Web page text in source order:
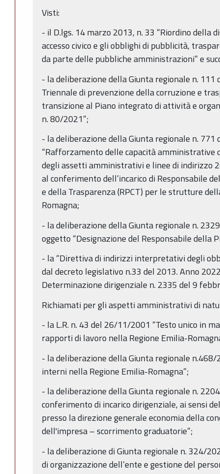
Visti:
- il D.lgs. 14 marzo 2013, n. 33 “Riordino della
accesso civico e gli obblighi di pubblicità,
da parte delle pubbliche amministrazioni” e
- la deliberazione della Giunta regionale n. 111
Triennale di prevenzione della corruzione e
transizione al Piano integrato di attività e
n. 80/2021”;
- la deliberazione della Giunta regionale n.
“Rafforzamento delle capacità amministrative
degli assetti amministrativi e linee di indirizzo
al conferimento dell’incarico di Responsabile
e della Trasparenza (RPCT) per le strutture
Romagna;
- la deliberazione della Giunta regionale n.
oggetto “Designazione del Responsabile della
- la “Direttiva di indirizzi interpretativi degli
dal decreto legislativo n.33 del 2013. Anno
Determinazione dirigenziale n. 2335 del 9
Richiamati per gli aspetti amministrativi di
- la L.R. n. 43 del 26/11/2001 “Testo unico in
rapporti di lavoro nella Regione Emilia-
- la deliberazione della Giunta regionale
interni nella Regione Emilia-Romagna”;
- la deliberazione della Giunta regionale n.
conferimento di incarico dirigenziale, ai sensi
presso la direzione generale economia della
dell'impresa – scorrimento graduatorie”;
- la deliberazione di Giunta regionale n. 324/
di organizzazione dell’ente e gestione del